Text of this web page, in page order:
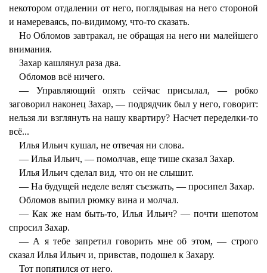
некотором отдалении от него, поглядывая на него стороной
и намереваясь, по-видимому, что-то сказать.
Но Обломов завтракал, не обращая на него ни малейшего
внимания.
Захар кашлянул раза два.
Обломов всё ничего.
— Управляющий опять сейчас присылал, — робко
заговорил наконец Захар, — подрядчик был у него, говорит:
нельзя ли взглянуть на нашу квартиру? Насчет переделки-то
всё...
Илья Ильич кушал, не отвечая ни слова.
— Илья Ильич, — помолчав, еще тише сказал Захар.
Илья Ильич сделал вид, что он не слышит.
— На будущей неделе велят съезжать, — просипел Захар.
Обломов выпил рюмку вина и молчал.
— Как же нам быть-то, Илья Ильич? — почти шепотом
спросил Захар.
— А я тебе запретил говорить мне об этом, — строго
сказал Илья Ильич и, привстав, подошел к Захару.
Тот попятился от него.